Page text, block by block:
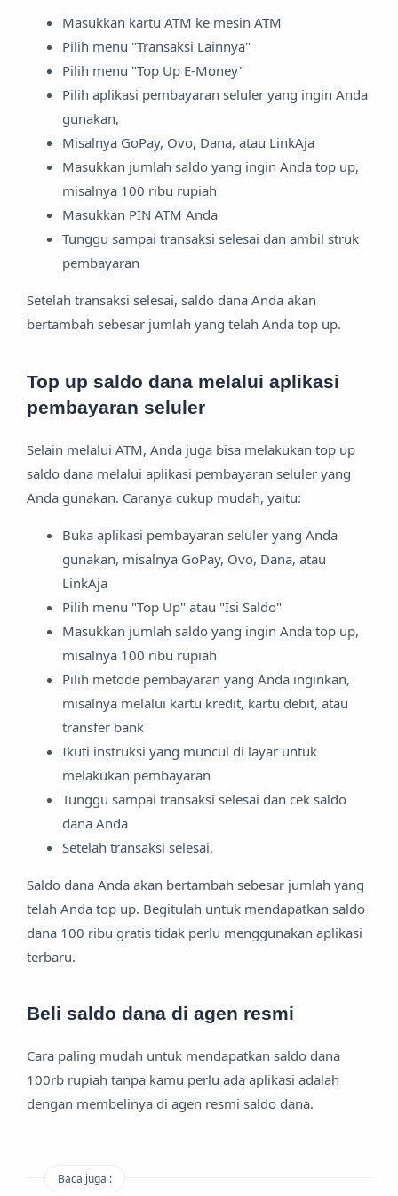
Masukkan kartu ATM ke mesin ATM
Pilih menu "Transaksi Lainnya"
Pilih menu "Top Up E-Money"
Pilih aplikasi pembayaran seluler yang ingin Anda
gunakan,
Misalnya GoPay, Ovo, Dana, atau LinkAja
Masukkan jumlah saldo yang ingin Anda top up,
misalnya 100 ribu rupiah
Masukkan PIN ATM Anda
Tunggu sampai transaksi selesai dan ambil struk
pembayaran
Setelah transaksi selesai, saldo dana Anda akan
bertambah sebesar jumlah yang telah Anda top up.
Top up saldo dana melalui aplikasi
pembayaran seluler
Selain melalui ATM, Anda juga bisa melakukan top up
saldo dana melalui aplikasi pembayaran seluler yang
Anda gunakan. Caranya cukup mudah, yaitu:
Buka aplikasi pembayaran seluler yang Anda
gunakan, misalnya GoPay, Ovo, Dana, atau
LinkAja
Pilih menu "Top Up" atau "Isi Saldo"
Masukkan jumlah saldo yang ingin Anda top up,
misalnya 100 ribu rupiah
Pilih metode pembayaran yang Anda inginkan,
misalnya melalui kartu kredit, kartu debit, atau
transfer bank
Ikuti instruksi yang muncul di layar untuk
melakukan pembayaran
Tunggu sampai transaksi selesai dan cek saldo
dana Anda
Setelah transaksi selesai,
Saldo dana Anda akan bertambah sebesar jumlah yang
telah Anda top up. Begitulah untuk mendapatkan saldo
dana 100 ribu gratis tidak perlu menggunakan aplikasi
terbaru.
Beli saldo dana di agen resmi
Cara paling mudah untuk mendapatkan saldo dana
100rb rupiah tanpa kamu perlu ada aplikasi adalah
dengan membelinya di agen resmi saldo dana.
Baca juga :